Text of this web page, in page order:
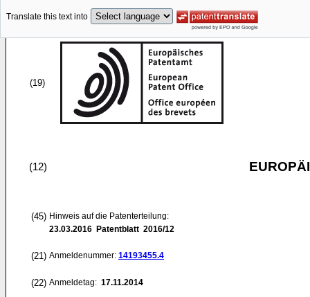
Translate this text into
(19)
(12)
(45) Hinweis auf die Patenterteilung:
23.03.2016 Patentblatt 2016/12
(21) Anmeldenummer: 14193455.4
(22) Anmeldetag: 17.11.2014